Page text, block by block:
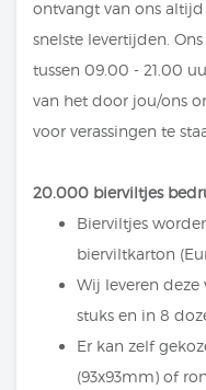
ontvangt van ons
snelste levertijden.
tussen 09.00 - 21.00
van het door jou/ons
voor verassingen te
20.000 bierviltjes
Bierviltjes
bierviltkarton
Wij leveren deze
stuks en in 8
Er kan zelf
(93x93mm) of